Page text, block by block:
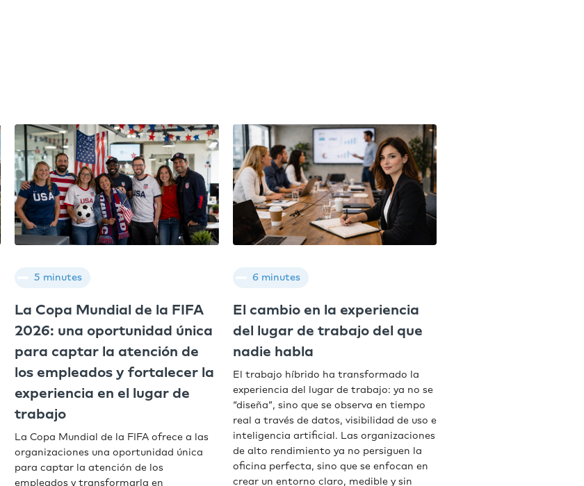
5 minutes
La Copa Mundial de la FIFA
2026: una oportunidad única
para captar la atención de
los empleados y fortalecer la
experiencia en el lugar de
trabajo
La Copa Mundial de la FIFA ofrece a las
organizaciones una oportunidad única
para captar la atención de los
empleados y transformarla en
6 minutes
El cambio en la experiencia
del lugar de trabajo del que
nadie habla
El trabajo híbrido ha transformado la
experiencia del lugar de trabajo: ya no se
“diseña”, sino que se observa en tiempo
real a través de datos, visibilidad de uso e
inteligencia artificial. Las organizaciones
de alto rendimiento ya no persiguen la
oficina perfecta, sino que se enfocan en
crear un entorno claro, medible y sin